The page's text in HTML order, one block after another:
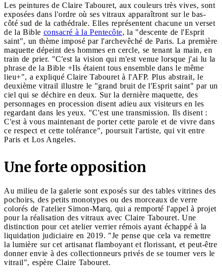
Les peintures de Claire Tabouret, aux couleurs très vives, sont
exposées dans l'ordre où ses vitraux apparaîtront sur le bas-
côté sud de la cathédrale. Elles représentent chacune un verset
de la Bible consacré à la Pentecôte, la "descente de l'Esprit
saint", un thème imposé par l'archevêché de Paris. La première
maquette dépeint des hommes en cercle, se tenant la main, en
train de prier. "C'est la vision qui m'est venue lorsque j'ai lu la
phrase de la Bible +Ils étaient tous ensemble dans le même
lieu+", a expliqué Claire Tabouret à l'AFP. Plus abstrait, le
deuxième vitrail illustre le "grand bruit de l'Esprit saint" par un
ciel qui se déchire en deux. Sur la dernière maquette, des
personnages en procession disent adieu aux visiteurs en les
regardant dans les yeux. "C'est une transmission. Ils disent :
C'est à vous maintenant de porter cette parole et de vivre dans
ce respect et cette tolérance", poursuit l'artiste, qui vit entre
Paris et Los Angeles.
Une forte opposition
Au milieu de la galerie sont exposés sur des tables vitrines des
pochoirs, des petits monotypes ou des morceaux de verre
colorés de l'atelier Simon-Marq, qui a remporté l'appel à projet
pour la réalisation des vitraux avec Claire Tabouret. Une
distinction pour cet atelier verrier rémois ayant échappé à la
liquidation judiciaire en 2019. "Je pense que cela va remettre
la lumière sur cet artisanat flamboyant et florissant, et peut-être
donner envie à des collectionneurs privés de se tourner vers le
vitrail", espère Claire Tabouret.